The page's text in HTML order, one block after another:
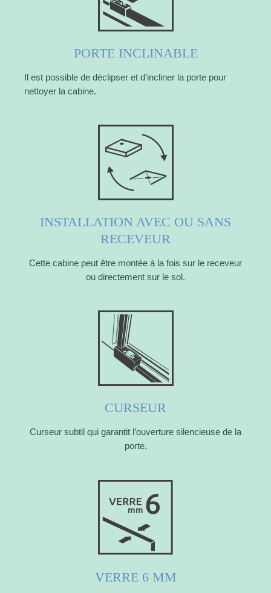
PORTE INCLINABLE
Il est possible de déclipser et d’incliner la porte pour
nettoyer la cabine.
INSTALLATION AVEC OU SANS
RECEVEUR
Cette cabine peut être montée à la fois sur le receveur
ou directement sur le sol.
CURSEUR
Curseur subtil qui garantit l’ouverture silencieuse de la
porte.
VERRE 6 MM